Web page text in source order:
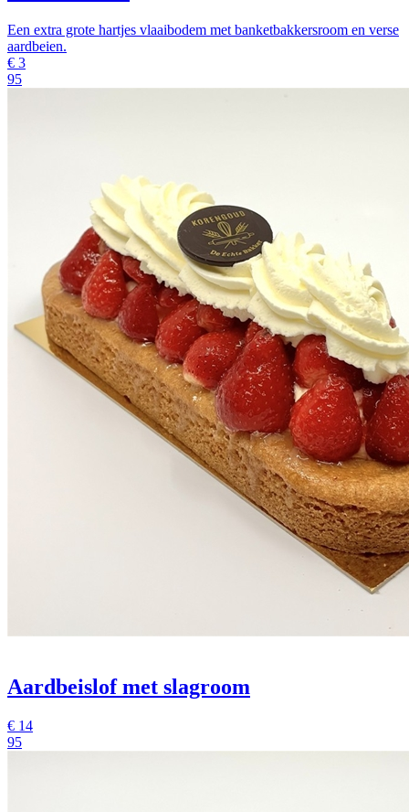
Een extra grote hartjes vlaaibodem met banketbakkersroom en verse
aardbeien.
€ 3
95
Aardbeislof met slagroom
€ 14
95